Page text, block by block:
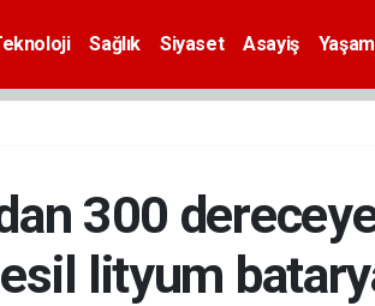
Sağlık Siyaset Asayiş Yaşam
300
lityum